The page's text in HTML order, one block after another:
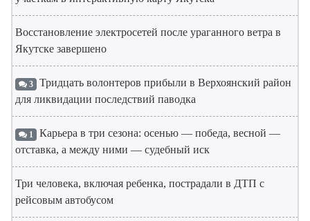
Восстановление электросетей после ураганного ветра в
Якутске завершено
3 Тридцать волонтеров прибыли в Верхоянский район
для ликвидации последствий паводка
1 Карьера в три сезона: осенью — победа, весной —
отставка, а между ними — судебный иск
Три человека, включая ребенка, пострадали в ДТП с
рейсовым автобусом